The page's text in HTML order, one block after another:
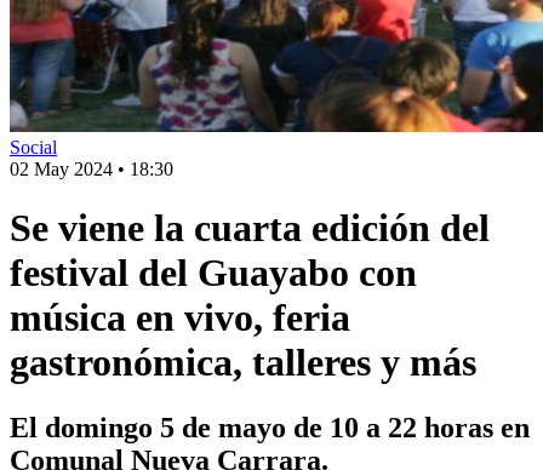
Social
02 May 2024 • 18:30
Se viene la cuarta edición del
festival del Guayabo con
música en vivo, feria
gastronómica, talleres y más
El domingo 5 de mayo de 10 a 22 horas en
Comunal Nueva Carrara.